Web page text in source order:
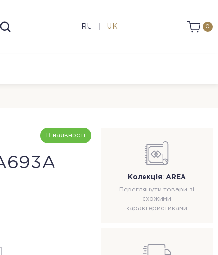
RU UK 0
В наявності
Колекція: AREA
Переглянути товари зі
схожими
характеристиками